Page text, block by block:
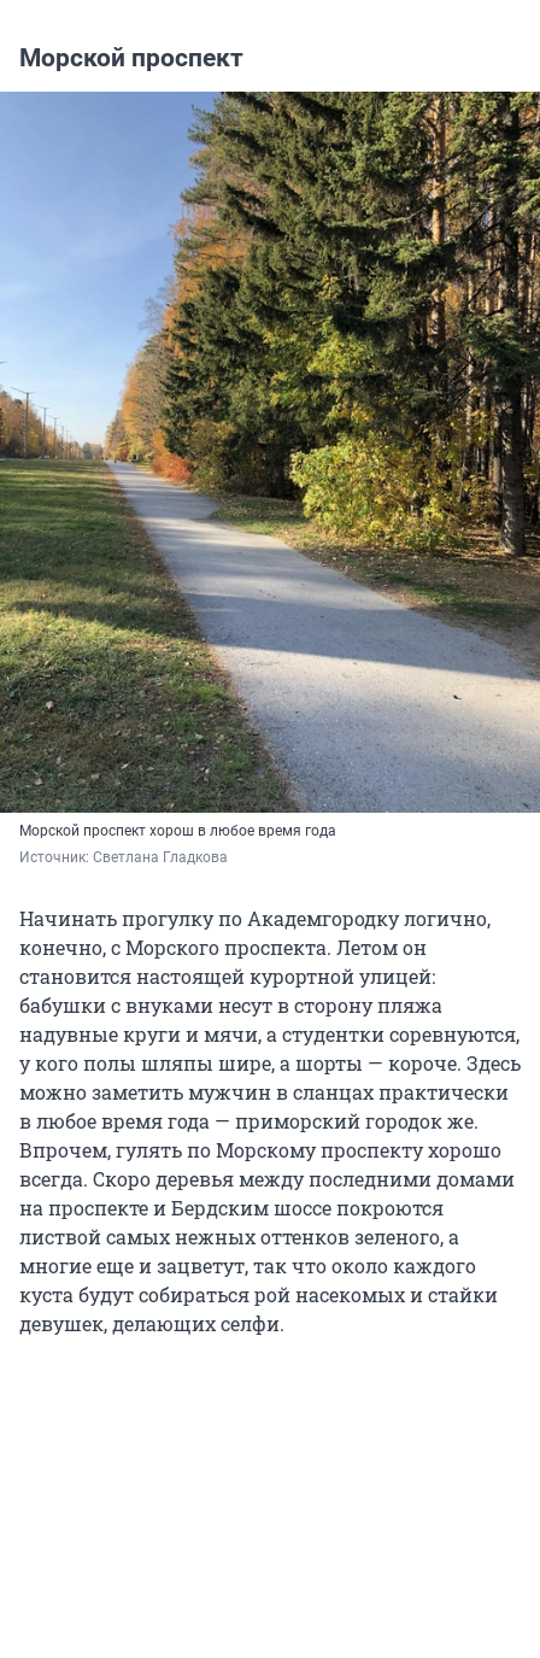
Морской проспект
Морской проспект хорош в любое время года
Источник: Светлана Гладкова
Начинать прогулку по Академгородку логично,
конечно, с Морского проспекта. Летом он
становится настоящей курортной улицей:
бабушки с внуками несут в сторону пляжа
надувные круги и мячи, а студентки соревнуются,
у кого полы шляпы шире, а шорты — короче. Здесь
можно заметить мужчин в сланцах практически
в любое время года — приморский городок же.
Впрочем, гулять по Морскому проспекту хорошо
всегда. Скоро деревья между последними домами
на проспекте и Бердским шоссе покроются
листвой самых нежных оттенков зеленого, а
многие еще и зацветут, так что около каждого
куста будут собираться рой насекомых и стайки
девушек, делающих селфи.